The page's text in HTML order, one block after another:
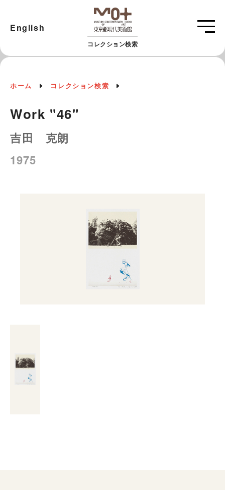
コレクション検索
English
ホーム コレクション検索
Work "46"
吉田 克朗
1975